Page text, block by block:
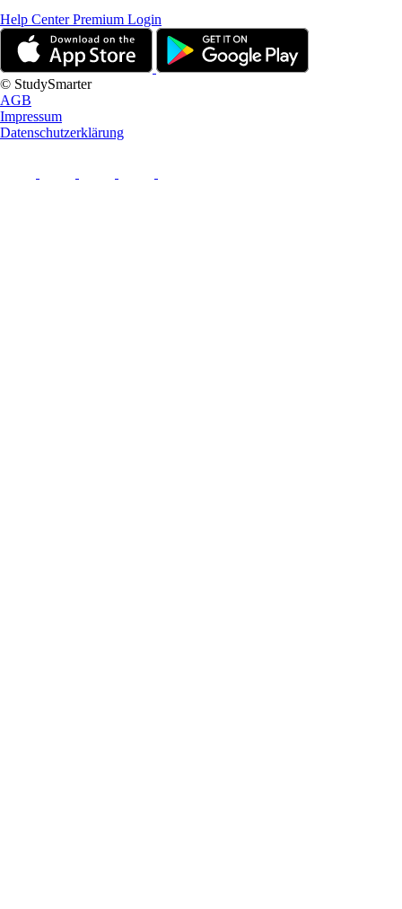
Help CenterPremium Login
© StudySmarter
AGB
Impressum
Datenschutzerklärung